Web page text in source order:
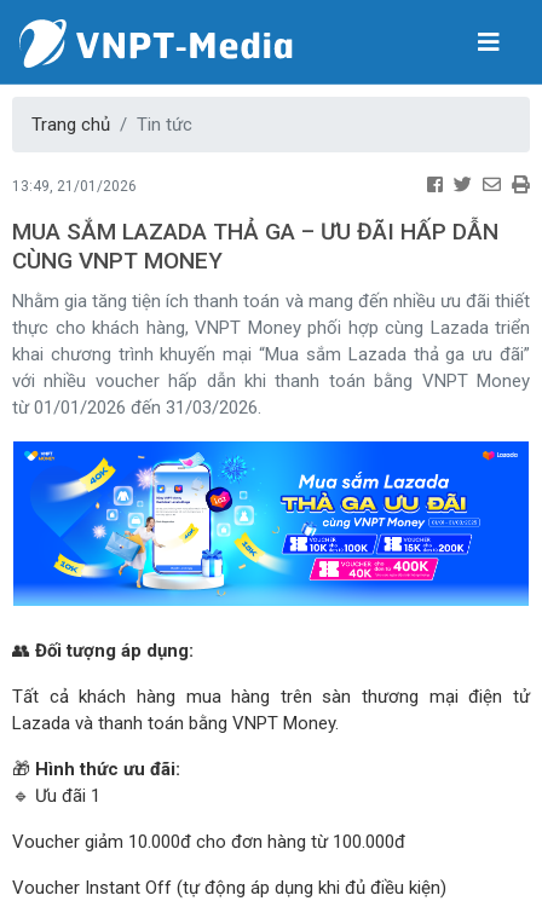
Trang chủ Tin tức
13:49, 21/01/2026
MUA SẮM LAZADA THẢ GA – ƯU ĐÃI HẤP DẪN
CÙNG VNPT MONEY
Nhằm gia tăng tiện ích thanh toán và mang đến nhiều ưu đãi thiết
thực cho khách hàng, VNPT Money phối hợp cùng Lazada triển
khai chương trình khuyến mại “Mua sắm Lazada thả ga ưu đãi”
với nhiều voucher hấp dẫn khi thanh toán bằng VNPT Money
từ01/01/2026 đến 31/03/2026.
👥 Đối tượng áp dụng:
Tất cả khách hàng mua hàng trên sàn thương mại điện tử
Lazada và thanh toán bằng VNPT Money.
🎁 Hình thức ưu đãi:
🔹 Ưu đãi 1
Voucher giảm 10.000đ cho đơn hàng từ 100.000đ
Voucher Instant Off (tự động áp dụng khi đủ điều kiện)